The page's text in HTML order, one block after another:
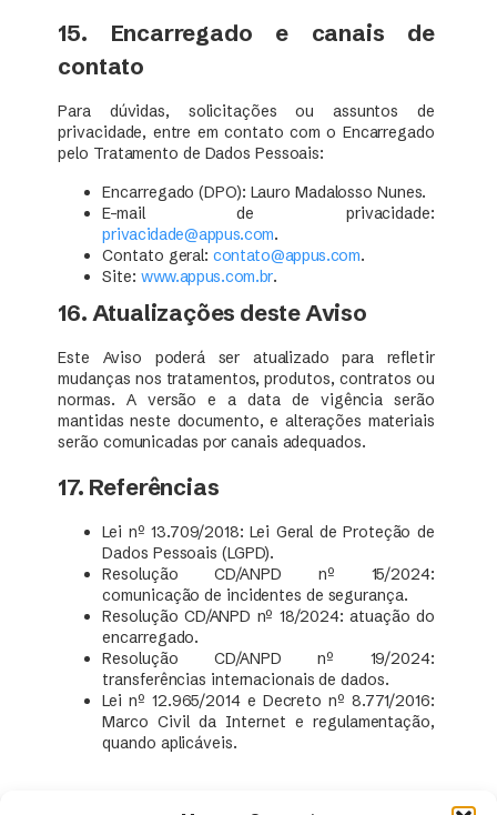
15. Encarregado e canais de
contato
Para dúvidas, solicitações ou assuntos de
privacidade, entre em contato com o Encarregado
pelo Tratamento de Dados Pessoais:
Encarregado (DPO): Lauro Madalosso Nunes.
E-mail de privacidade:
privacidade@appus.com.
Contato geral: contato@appus.com.
Site: www.appus.com.br.
16. Atualizações deste Aviso
Este Aviso poderá ser atualizado para refletir
mudanças nos tratamentos, produtos, contratos ou
normas. A versão e a data de vigência serão
mantidas neste documento, e alterações materiais
serão comunicadas por canais adequados.
17. Referências
Lei nº 13.709/2018: Lei Geral de Proteção de
Dados Pessoais (LGPD).
Resolução CD/ANPD nº 15/2024:
comunicação de incidentes de segurança.
Resolução CD/ANPD nº 18/2024: atuação do
encarregado.
Resolução CD/ANPD nº 19/2024:
transferências internacionais de dados.
Lei nº 12.965/2014 e Decreto nº 8.771/2016:
Marco Civil da Internet e regulamentação,
quando aplicáveis.